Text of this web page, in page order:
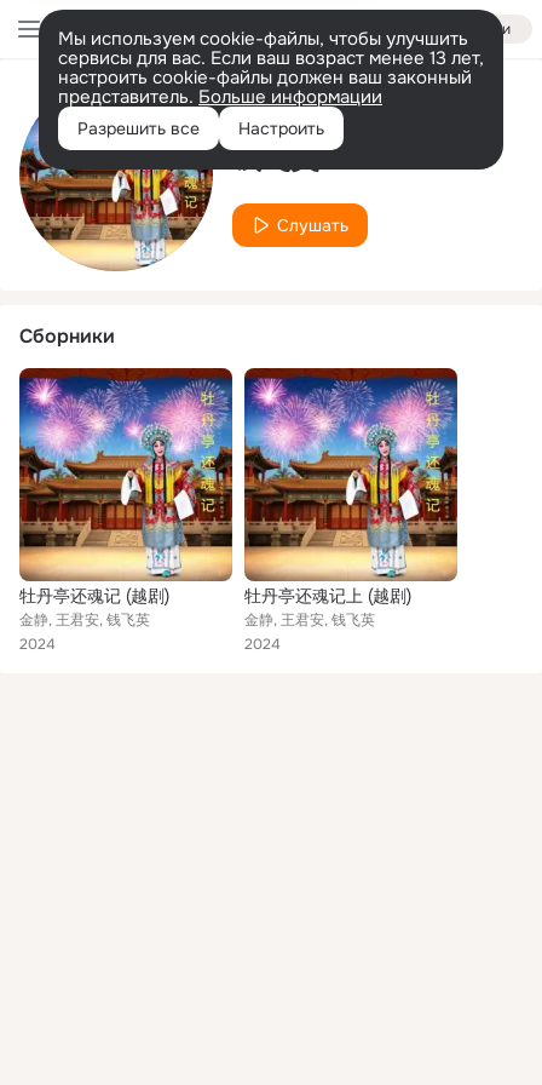
Войти
Мы используем cookie-файлы, чтобы улучшить
сервисы для вас. Если ваш возраст менее 13 лет,
настроить cookie-файлы должен ваш законный
представитель. Больше информации
Разрешить все Настроить
Исполнитель
钱飞英
Слушать
Сборники
牡丹亭还魂记 (越剧)
金静, 王君安, 钱飞英
2024
牡丹亭还魂记上 (越剧)
金静, 王君安, 钱飞英
2024